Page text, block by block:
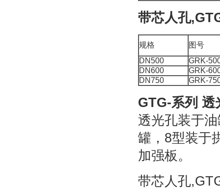
带芯人孔
规格
图号
DN500
GRK-
DN600
GRK-
DN750
GRK-
GTG-系列 透
透光孔装于
罐，8型装于
加强板。
带芯人孔